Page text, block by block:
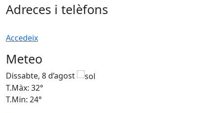
Adreces i telèfons
Accedeix
Meteo
Dissabte, 8 d’agost
T.Màx: 32°
T.Min: 24°